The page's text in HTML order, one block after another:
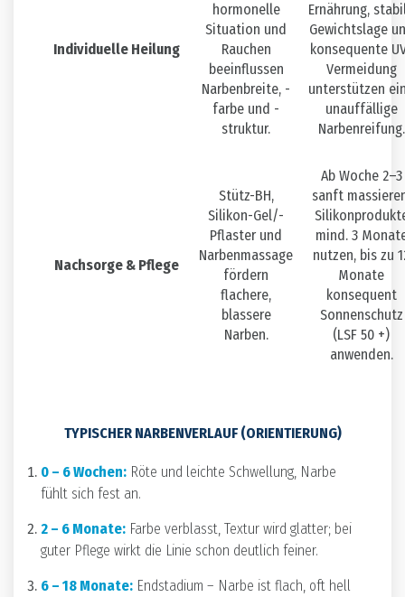
Individuelle Heilung
hormonelle
Situation und
Rauchen
beeinflussen
Narbenbreite, -
farbe und -
struktur.
Ernährung,
Gewichtslage
konsequente
Vermeidung
unterstützen
unauffällige
Narbenreifung.
Nachsorge & Pflege
Stütz-BH,
Silikon-Gel/-
Pflaster und
Narbenmassage
fördern
flachere,
blassere
Narben.
Ab Woche 2–3
sanft
mind. 3
nutzen, bis zu
Monate
konsequent
Sonnenschutz
(LSF 50 +)
anwenden.
TYPISCHER NARBENVERLAUF (ORIENTIERUNG)
0 – 6 Wochen: Röte und leichte Schwellung, Narbe
fühlt sich fest an.
2 – 6 Monate: Farbe verblasst, Textur wird glatter; bei
guter Pflege wirkt die Linie schon deutlich feiner.
6 – 18 Monate: Endstadium – Narbe ist flach, oft hell